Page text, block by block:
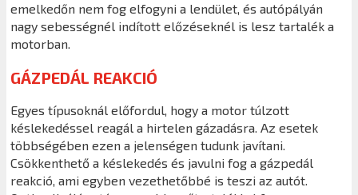
emelkedőn nem fog elfogyni a lendület, és autópályán
nagy sebességnél indított előzéseknél is lesz tartalék a
motorban.
GÁZPEDÁL REAKCIÓ
Egyes típusoknál előfordul, hogy a motor túlzott
késlekedéssel reagál a hirtelen gázadásra. Az esetek
többségében ezen a jelenségen tudunk javítani.
Csökkenthető a késlekedés és javulni fog a gázpedál
reakció, ami egyben vezethetőbbé is teszi az autót.